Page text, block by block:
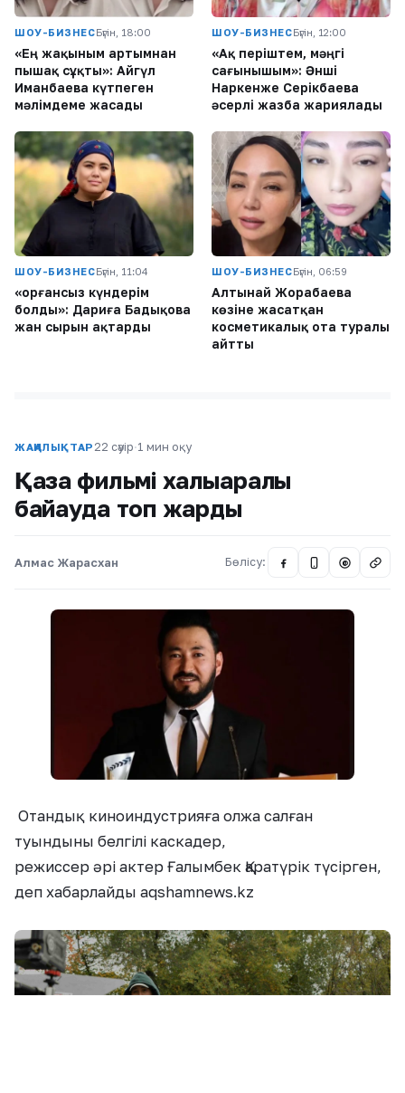
ШОУ-БИЗНЕСБүгін, 18:00
«Ең жақыным артымнан
пышақ сұқты»: Айгүл
Иманбаева күтпеген
мәлімдеме жасады
ШОУ-БИЗНЕСБүгін, 12:00
«Ақ періштем, мәңгі
сағынышым»: Әнші
Наркенже Серікбаева
әсерлі жазба жариялады
ШОУ-БИЗНЕСБүгін, 11:04
«Қорғансыз күндерім
болды»: Дариға Бадықова
жан сырын ақтарды
ШОУ-БИЗНЕСБүгін, 06:59
Алтынай Жорабаева
көзіне жасатқан
косметикалық ота туралы
айтты
ЖАҢАЛЫҚТАР 22 сәуір·1 мин оқу
Қазақ фильмі халықаралық
байқауда топ жарды
Алмас Жарасхан Бөлісу: @
Отандық киноиндустрияға олжа салған
туындыны белгілі каскадер,
режиссер әрі актер Ғалымбек Қаратүрік түсірген,
деп хабарлайды aqshamnews.kz